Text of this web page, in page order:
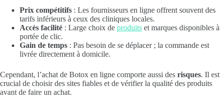
Prix compétitifs : Les fournisseurs en ligne offrent souvent des
tarifs inférieurs à ceux des cliniques locales.
Accès facilité : Large choix de produits et marques disponibles à
portée de clic.
Gain de temps : Pas besoin de se déplacer ; la commande est
livrée directement à domicile.
Cependant, l’achat de Botox en ligne comporte aussi des risques. Il est
crucial de choisir des sites fiables et de vérifier la qualité des produits
avant de faire un achat.